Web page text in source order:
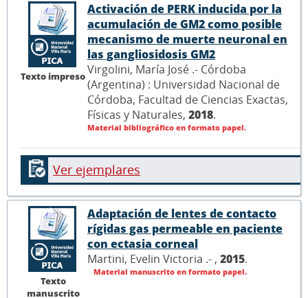
Texto impreso
Activación de PERK inducida por la
acumulación de GM2 como posible
mecanismo de muerte neuronal en
las gangliosidosis GM2
Virgolini, María José .- Córdoba
(Argentina) : Universidad Nacional de
Córdoba, Facultad de Ciencias Exactas,
Físicas y Naturales, 2018.
Material bibliográfico en formato papel.
Ver ejemplares
Texto
manuscrito
Adaptación de lentes de contacto
rígidas gas permeable en paciente
con ectasia corneal
Martini, Evelin Victoria .- , 2015.
Material manuscrito en formato papel.